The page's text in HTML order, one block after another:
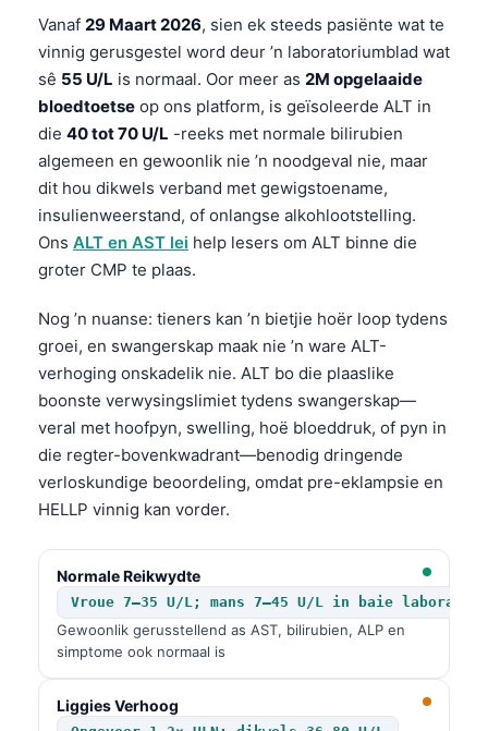
Vanaf 29 Maart 2026, sien ek steeds pasiënte wat te
vinnig gerusgestel word deur ’n laboratoriumblad wat
sê 55 U/L is normaal. Oor meer as 2M opgelaaide
bloedtoetse op ons platform, is geïsoleerde ALT in
die 40 tot 70 U/L -reeks met normale bilirubien
algemeen en gewoonlik nie ’n noodgeval nie, maar
dit hou dikwels verband met gewigstoename,
insulienweerstand, of onlangse alkohlootstelling.
Ons ALT en AST lei help lesers om ALT binne die
groter CMP te plaas.
Nog ’n nuanse: tieners kan ’n bietjie hoër loop tydens
groei, en swangerskap maak nie ’n ware ALT-
verhoging onskadelik nie. ALT bo die plaaslike
boonste verwysingslimiet tydens swangerskap—
veral met hoofpyn, swelling, hoë bloeddruk, of pyn in
die regter-bovenkwadrant—benodig dringende
verloskundige beoordeling, omdat pre-eklampsie en
HELLP vinnig kan vorder.
Normale Reikwydte
Vroue 7–35 U/L; mans 7–45 U/L in baie
Gewoonlik gerusstellend as AST, bilirubien, ALP en
simptome ook normaal is
Liggies Verhoog